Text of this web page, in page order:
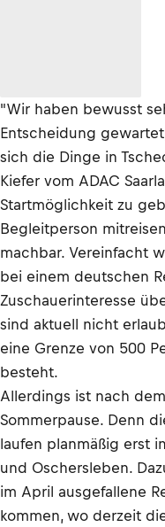
"Wir haben bewusst
Entscheidung
sich die Dinge in
Kiefer vom ADAC
Startmöglichkeit zu
Begleitperson
machbar. Vereinfacht
bei einem deutschen
Zuschauerinteresse
sind aktuell nicht
eine Grenze von 500
besteht.
Allerdings ist nach
Sommerpause. Denn
laufen planmäßig erst
und Oschersleben.
im April ausgefallene
kommen, wo derzeit